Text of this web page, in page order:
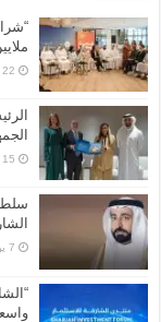
22 يوليو 2026
15 يوليو 2026
7 يوليو 2026